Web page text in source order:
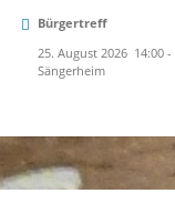
Bürgertreff
25. August 2026 14:00-
Sängerheim